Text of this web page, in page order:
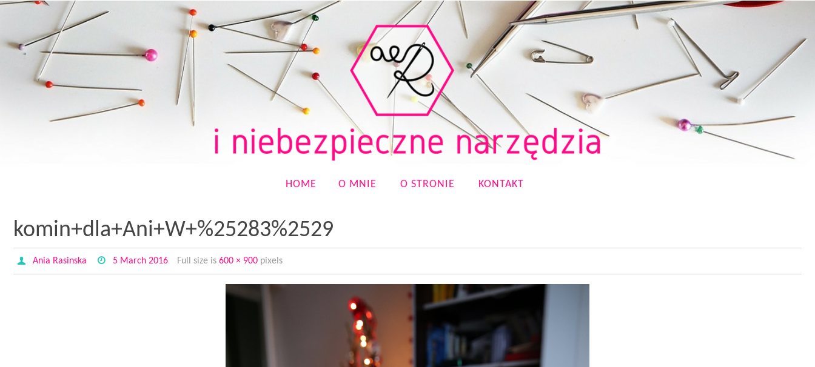
HOME O MNIE O STRONIE KONTAKT
komin+dla+Ani+W+%25283%2529
Ania Rasinska 5 March 2016 Full size is600 × 900 pixels